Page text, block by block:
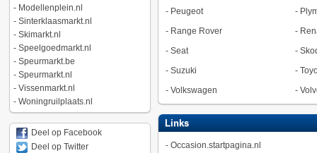
- Modellenplein.nl
- Sinterklaasmarkt.nl
- Skimarkt.nl
- Speelgoedmarkt.nl
- Speurmarkt.be
- Speurmarkt.nl
- Vissenmarkt.nl
- Woningruilplaats.nl
Deel op Facebook
Deel op Twitter
- Peugeot -
- Range Rover -
- Seat -
- Suzuki -
- Volkswagen -
Links
- Occasion.startpagina.nl